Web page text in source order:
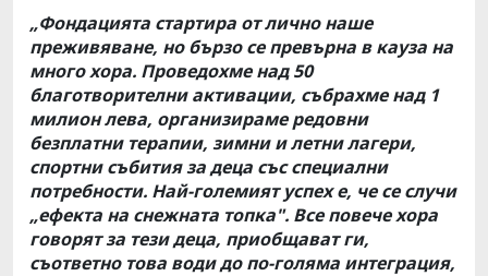
„Фондацията стартира от лично наше
преживяване, но бързо се превърна в кауза на
много хора. Проведохме над 50
благотворителни активации, събрахме над 1
милион лева, организираме редовни
безплатни терапии, зимни и летни лагери,
спортни събития за деца със специални
потребности. Най-големият успех е, че се случи
„ефекта на снежната топка". Все повече хора
говорят за тези деца, приобщават ги,
съответно това води до по-голяма интеграция,